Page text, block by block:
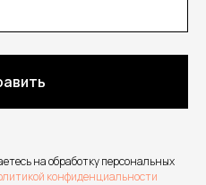
на обработку персональных
конфиденциальности